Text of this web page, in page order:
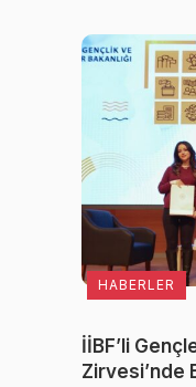
HABERLER
İİBF’li
Zirvesi’nde